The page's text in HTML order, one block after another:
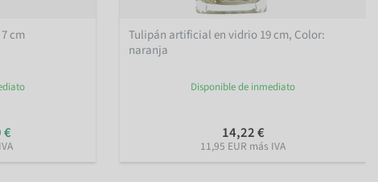
cm
€
Tulipán artificial en vidrio 19 cm, Color:
naranja
Disponible de inmediato
14,22 €
11,95 EUR más IVA